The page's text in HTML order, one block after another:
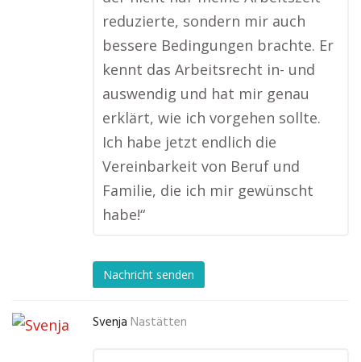
reduzierte, sondern mir auch
bessere Bedingungen brachte. Er
kennt das Arbeitsrecht in- und
auswendig und hat mir genau
erklärt, wie ich vorgehen sollte.
Ich habe jetzt endlich die
Vereinbarkeit von Beruf und
Familie, die ich mir gewünscht
habe!“
Nachricht senden
Svenja Nastätten